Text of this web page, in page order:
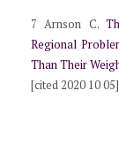
7 Arnson C.
Regional
Than Their
[cited 2020 10